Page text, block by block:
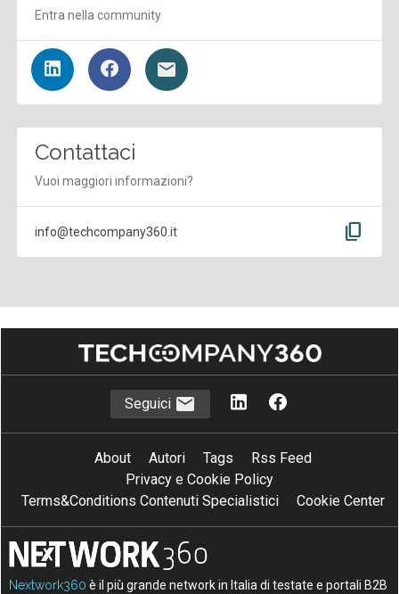
Entra nella community
Contattaci
Vuoi maggiori informazioni?
info@techcompany360.it content_copy
Seguici
About Autori Tags
Rss Feed
Privacy e Cookie Policy
Terms&Conditions Contenuti Specialistici
Cookie Center
Nextwork360 è il più grande network in Italia di testate e portali B2B